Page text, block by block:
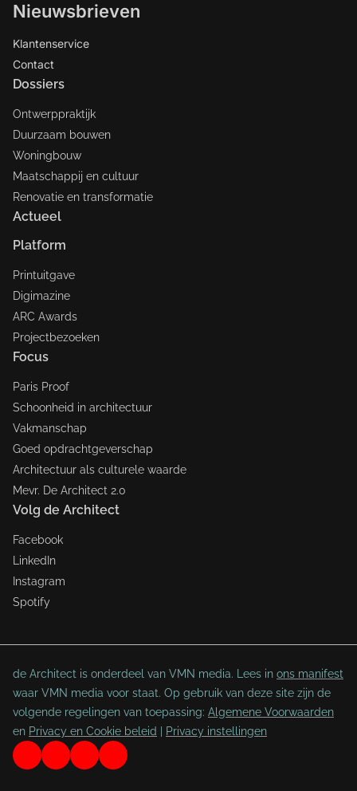
Nieuwsbrieven
Klantenservice
Contact
Dossiers
Ontwerppraktijk
Duurzaam bouwen
Woningbouw
Maatschappij en cultuur
Renovatie en transformatie
Actueel
Platform
Printuitgave
Digimazine
ARC Awards
Projectbezoeken
Focus
Paris Proof
Schoonheid in architectuur
Vakmanschap
Goed opdrachtgeverschap
Architectuur als culturele waarde
Mevr. De Architect 2.0
Volg de Architect
Facebook
LinkedIn
Instagram
Spotify
de Architect is onderdeel van VMN media. Lees in ons manifest
waar VMN media voor staat. Op gebruik van deze site zijn de
volgende regelingen van toepassing: Algemene Voorwaarden
en Privacy en Cookie beleid Privacy instellingen